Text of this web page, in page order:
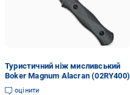
Туристичний ніж мисливський
Boker Magnum Alacran (02RY400)
оцінити